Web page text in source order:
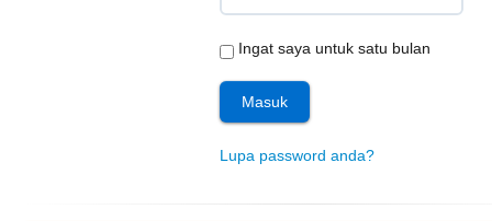
Ingat saya untuk satu bulan
Lupa password anda?